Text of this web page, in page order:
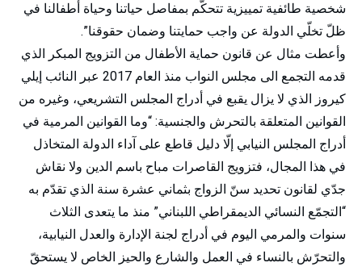
شخصية طائفية تمييزية تتحكّم بمفاصل حياتنا وحياة أطفالنا في
ظلّ تخلّي الدولة عن واجب حمايتنا وضمان حقوقنا”.
وأعطت مثال عن قانون حماية الأطفال من التزويج المبكر الذي
قدمه التجمع الى مجلس النواب منذ العام 2017 عبر النائب إيلي
كيروز الذي لا يزال يقبع في أدراج المجلس التشريعي، وغيره من
القوانين المتعلقة بالتحرش والجنسية: “وما القوانين المرمية في
أدراج المجلس النيابي إلّا دليل قاطع على آداء الدولة المتخاذل
في هذا المجال، فتزويج القاصرات مباح باسم الدين ولا نقاش
جدّي لقانون تحديد سنّ الزواج بثماني عشرة سنة الذي تقدّم به
“التجمّع النسائي الديمقراطي اللبناني” منذ ما يتعدى الثلاث
سنوات والمرمي اليوم في أدراج لجنة الإدارة والعدل النيابية،
والتحرّش بالنساء في العمل والشارع والحيز الخاص لا يستحقّ